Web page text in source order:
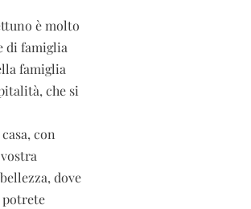
è molto
di famiglia
famiglia
che si
con
dove